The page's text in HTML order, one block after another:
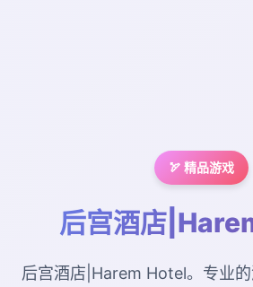
🏹 精品游戏
后宫酒店
后宫酒店|Harem Hotel。专业